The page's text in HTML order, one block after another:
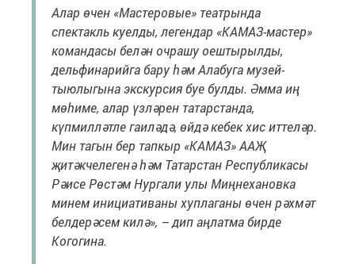
Алар өчен «Мастеровые» театрында
спектакль куелды, легендар «КАМАЗ-мастер»
командасы белән очрашу оештырылды,
дельфинарийга бару һәм Алабуга музей-
тыюлыгына экскурсия буе булды. Әмма иң
мөһиме, алар үзләрен татарстанда,
күпмилләтле гаиләдә, өйдә кебек хис иттеләр.
Мин тагын бер тапкыр «КАМАЗ» ААҖ
җитәкчелегенә һәм Татарстан Республикасы
Рәисе Рөстәм Нургали улы Миңнехановка
минем инициативаны хуплаганы өчен рәхмәт
белдерәсем килә», – дип аңлатма бирде
Когогина.